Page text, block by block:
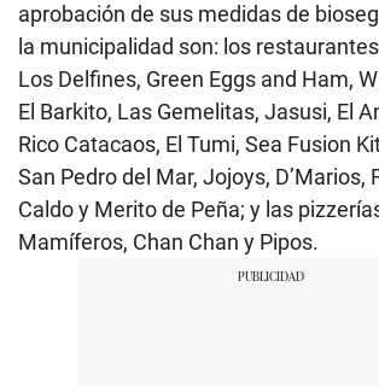
aprobación de sus medidas de
la municipalidad son: los
Los Delfines, Green Eggs and Ham,
El Barkito, Las Gemelitas, Jasusi, El
Rico Catacaos, El Tumi, Sea Fusion
San Pedro del Mar, Jojoys, D’Marios,
Caldo y Merito de Peña; y las
Mamíferos, Chan Chan y Pipos.